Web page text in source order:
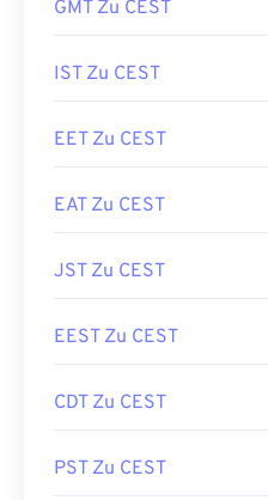
GMT Zu CEST
IST Zu CEST
EET Zu CEST
EAT Zu CEST
JST Zu CEST
EEST Zu CEST
CDT Zu CEST
PST Zu CEST